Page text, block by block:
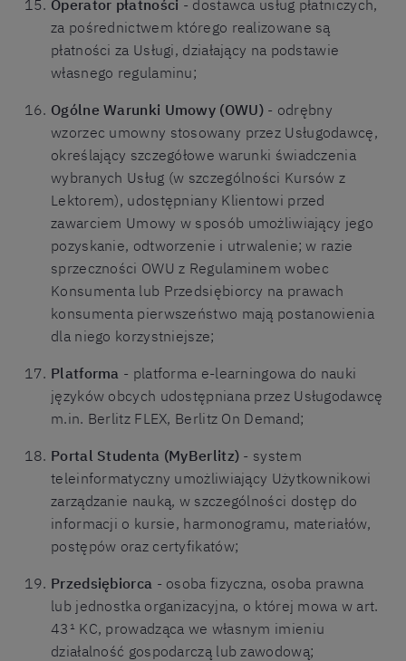
Operator płatności - dostawca usług płatniczych,
za pośrednictwem którego realizowane są
płatności za Usługi, działający na podstawie
własnego regulaminu;
Ogólne Warunki Umowy (OWU)- odrębny
wzorzec umowny stosowany przez Usługodawcę,
określający szczegółowe warunki świadczenia
wybranych Usług (w szczególności Kursów z
Lektorem), udostępniany Klientowi przed
zawarciem Umowy w sposób umożliwiający jego
pozyskanie, odtworzenie i utrwalenie; w razie
sprzeczności OWU z Regulaminem wobec
Konsumenta lub Przedsiębiorcy na prawach
konsumenta pierwszeństwo mają postanowienia
dla niego korzystniejsze;
Platforma - platforma e-learningowa do nauki
języków obcych udostępniana przez Usługodawcę
m.in. Berlitz FLEX, Berlitz On Demand;
Portal Studenta (MyBerlitz) - system
teleinformatyczny umożliwiający Użytkownikowi
zarządzanie nauką, w szczególności dostęp do
informacji o kursie, harmonogramu, materiałów,
postępów oraz certyfikatów;
Przedsiębiorca - osoba fizyczna, osoba prawna
lub jednostka organizacyjna, o której mowa w art.
43¹ KC, prowadząca we własnym imieniu
działalność gospodarczą lub zawodową;